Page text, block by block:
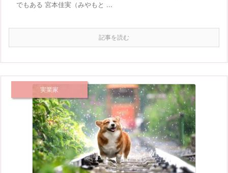
でもある 宮本佳実（みやもと ...
記事を読む
実業家